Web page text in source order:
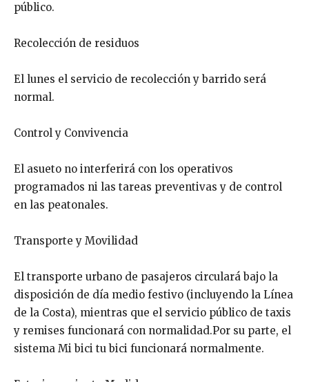
público.
Recolección de residuos
El lunes el servicio de recolección y barrido será
normal.
Control y Convivencia
El asueto no interferirá con los operativos
programados ni las tareas preventivas y de control
en las peatonales.
Transporte y Movilidad
El transporte urbano de pasajeros circulará bajo la
disposición de día medio festivo (incluyendo la Línea
de la Costa), mientras que el servicio público de taxis
y remises funcionará con normalidad.Por su parte, el
sistema Mi bici tu bici funcionará normalmente.